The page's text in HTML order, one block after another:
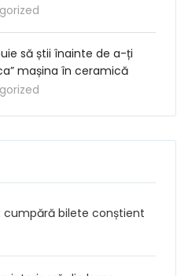
să știi înainte de a-ți
mașina în ceramică
cumpără bilete conștient